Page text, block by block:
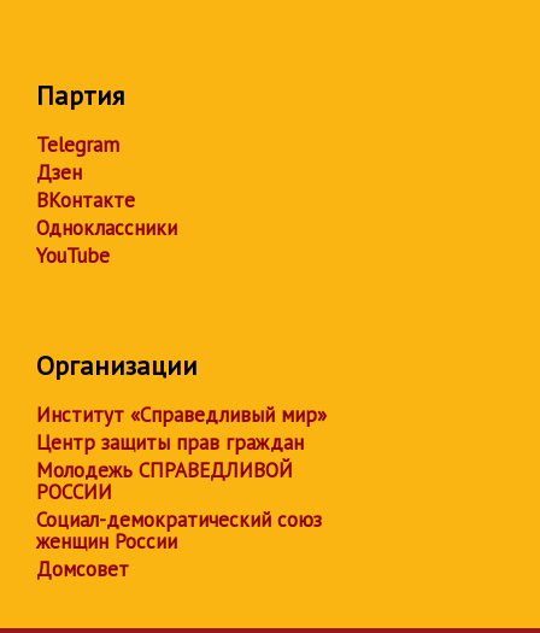
Партия
Telegram
Дзен
ВКонтакте
Одноклассники
YouTube
Организации
Институт «Справедливый мир»
Центр защиты прав граждан
Молодежь СПРАВЕДЛИВОЙ
РОССИИ
Социал-демократический союз
женщин России
Домсовет